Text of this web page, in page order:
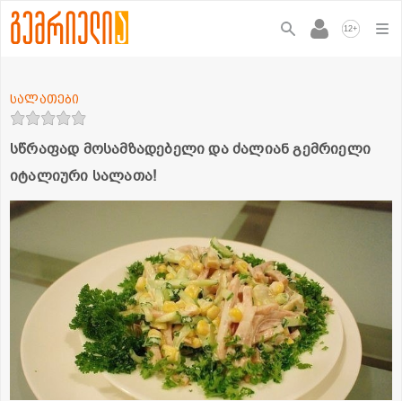
12+
სწრაფად მოსამზადებელი და ძალიან გემრიელი
იტალიური სალათა!
სალათები